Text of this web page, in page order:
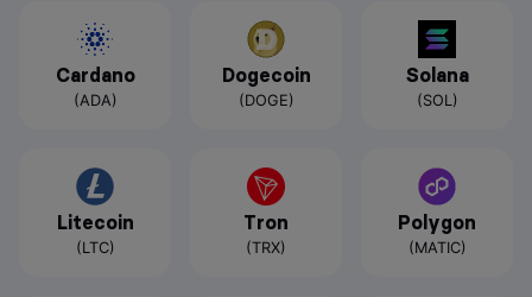
Cardano
(ADA)
Dogecoin
(DOGE)
Solana
(SOL)
Litecoin
(LTC)
Tron
(TRX)
Polygon
(MATIC)